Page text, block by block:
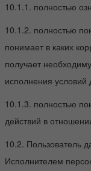
10.1.1. полностью
10.1.2. полностью
понимает в каких
получает
исполнения условий
10.1.3. полностью
действий в
10.2. Пользователь
Исполнителем